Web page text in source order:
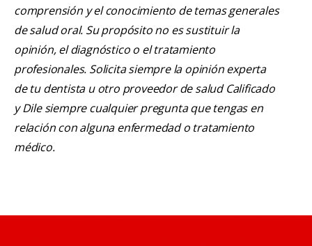
comprensión y el conocimiento de temas generales
de salud oral. Su propósito no es sustituir la
opinión, el diagnóstico o el tratamiento
profesionales. Solicita siempre la opinión experta
de tu dentista u otro proveedor de salud Calificado
y Dile siempre cualquier pregunta que tengas en
relación con alguna enfermedad o tratamiento
médico.